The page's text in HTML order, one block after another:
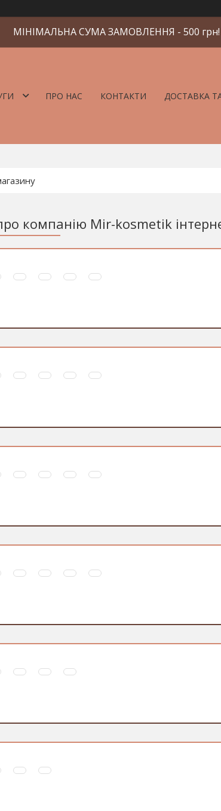
МІНІМАЛЬНА СУМА ЗАМОВЛЕННЯ - 500 грн!
ПРО НАС КОНТАКТИ ДОСТАВКА
компанію Mir-kosmetik